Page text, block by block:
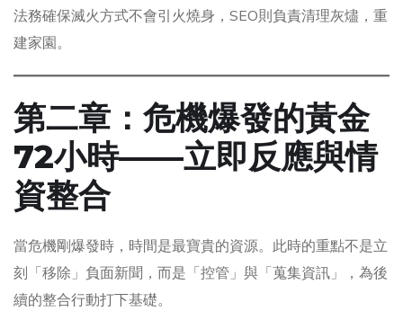
法務確保滅火方式不會引火燒身，SEO則負責清理灰燼，重
建家園。
第二章：危機爆發的黃金
72小時——立即反應與情
資整合
當危機剛爆發時，時間是最寶貴的資源。此時的重點不是立
刻「移除」負面新聞，而是「控管」與「蒐集資訊」，為後
續的整合行動打下基礎。